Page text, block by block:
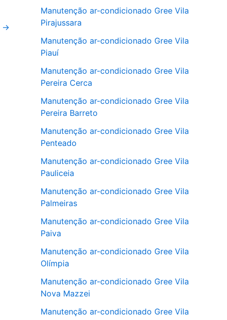
→
Manutenção ar-condicionado Gree Vila
Pirajussara
Manutenção ar-condicionado Gree Vila
Piauí
Manutenção ar-condicionado Gree Vila
Pereira Cerca
Manutenção ar-condicionado Gree Vila
Pereira Barreto
Manutenção ar-condicionado Gree Vila
Penteado
Manutenção ar-condicionado Gree Vila
Pauliceia
Manutenção ar-condicionado Gree Vila
Palmeiras
Manutenção ar-condicionado Gree Vila
Paiva
Manutenção ar-condicionado Gree Vila
Olímpia
Manutenção ar-condicionado Gree Vila
Nova Mazzei
Manutenção ar-condicionado Gree Vila